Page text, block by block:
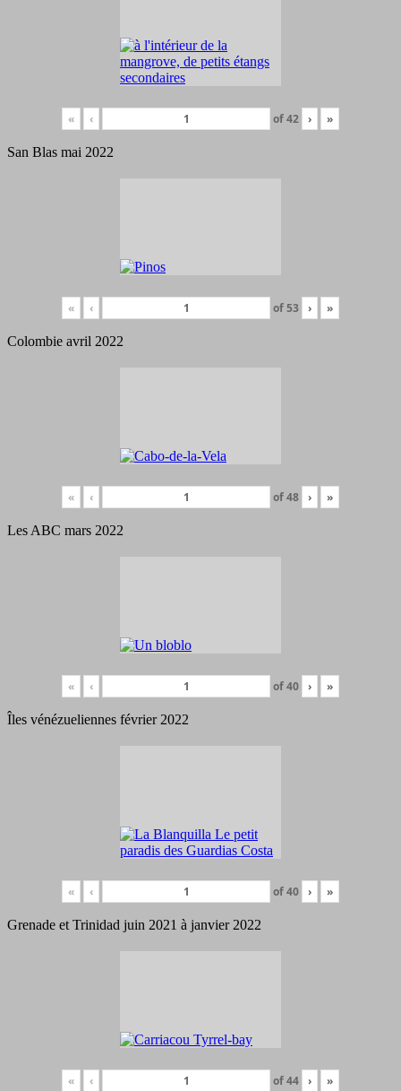
« ‹ of42 › »
San Blas mai 2022
« ‹ of53 › »
Colombie avril 2022
« ‹ of48 › »
Les ABC mars 2022
« ‹ of40 › »
Îles vénézueliennes février 2022
« ‹ of40 › »
Grenade et Trinidad juin 2021 à janvier 2022
« ‹ of44 › »